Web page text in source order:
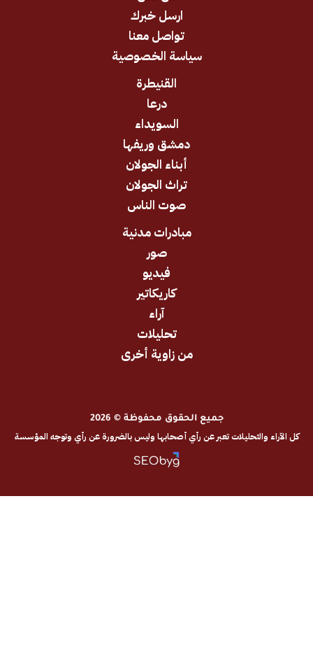
ارسل خبرك
تواصل معنا
سياسة الخصوصية
دمشق وريفها
أبناء الجولان
تراث الجولان
صوت الناس
مبادرات مدنية
من زاوية أخرى
جميع الحقوق محفوظة © 2026
تعبر عن رأي أصحابها وليس بالضرورة عن رأي وتوجه المؤسسة